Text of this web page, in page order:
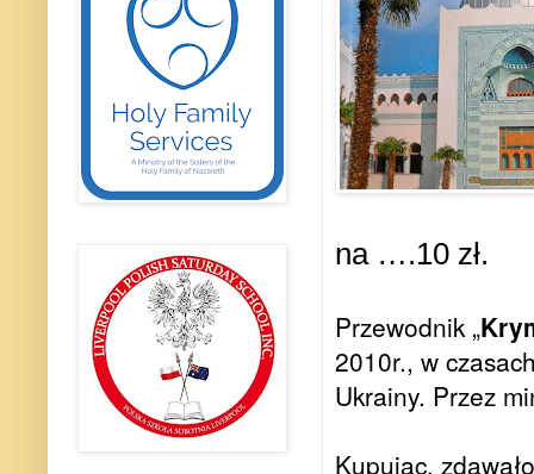
na ….10 zł.
Przewodnik „
2010r., w
Ukrainy. Przez
Kupując,